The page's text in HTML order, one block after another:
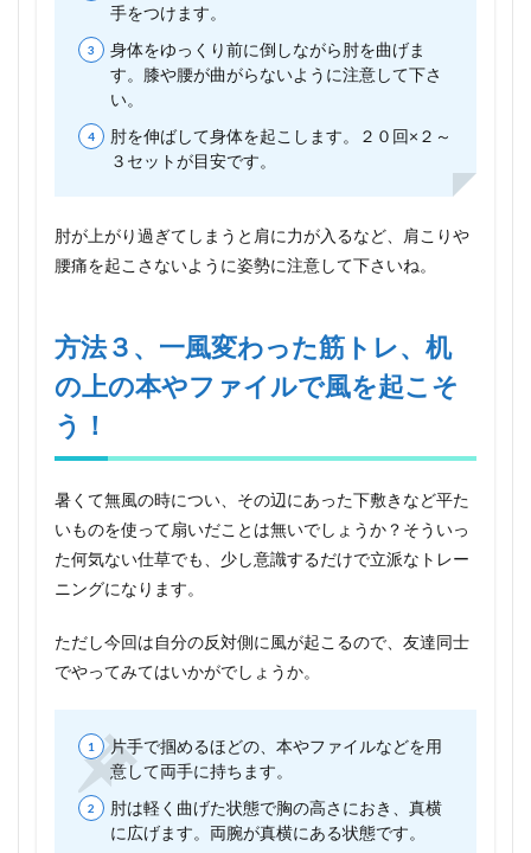
方法
５、
姿勢
に注
チで
より
胸を
5.1
大胸
筋を
筋ト
レで
鍛え
想の
モテ
ィを
目指
つの
方法
手をつけます。
身体をゆっくり前に倒しながら肘を曲げま
す。膝や腰が曲がらないように注意して下さ
い。
肘を伸ばして身体を起こします。２０回×２～
３セットが目安です。
肘が上がり過ぎてしまうと肩に力が入るなど、肩こりや
腰痛を起こさないように姿勢に注意して下さいね。
方法３、一風変わった筋トレ、机
の上の本やファイルで風を起こそ
う！
暑くて無風の時につい、その辺にあった下敷きなど平た
いものを使って扇いだことは無いでしょうか？そういっ
た何気ない仕草でも、少し意識するだけで立派なトレー
ニングになります。
ただし今回は自分の反対側に風が起こるので、友達同士
でやってみてはいかがでしょうか。
片手で掴めるほどの、本やファイルなどを用
意して両手に持ちます。
肘は軽く曲げた状態で胸の高さにおき、真横
に広げます。両腕が真横にある状態です。